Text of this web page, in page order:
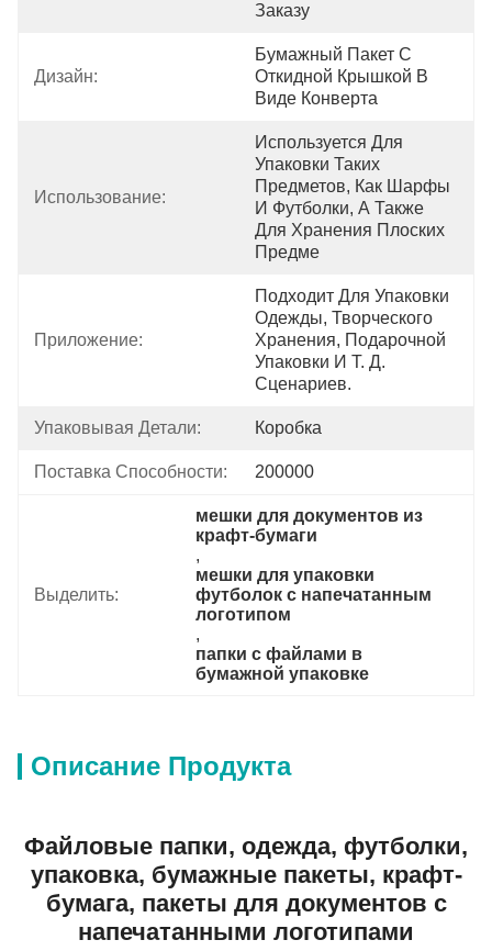
Заказу
Дизайн:
Бумажный Пакет С
Откидной Крышкой В ​​
Виде Конверта
Использование:
Используется Для
Упаковки Таких
Предметов, Как Шарфы
И Футболки, А Также
Для Хранения Плоских
Предме
Приложение:
Подходит Для Упаковки
Одежды, Творческого
Хранения, Подарочной
Упаковки И Т. Д.
Сценариев.
Упаковывая Детали: Коробка
Поставка Способности: 200000
Выделить:
мешки для документов из
крафт-бумаги
,
мешки для упаковки
футболок с напечатанным
логотипом
,
папки с файлами в
бумажной упаковке
Описание Продукта
Файловые папки, одежда, футболки,
упаковка, бумажные пакеты, крафт-
бумага, пакеты для документов с
напечатанными логотипами